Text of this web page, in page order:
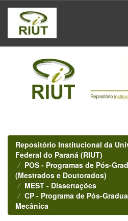
Skip
navigation
Repositório Institucional da
Federal do Paraná (RIUT)
POS - Programas de Pós-
(Mestrados e Doutorados)
MEST - Dissertações
CP - Programa de Pós-
Mecânica